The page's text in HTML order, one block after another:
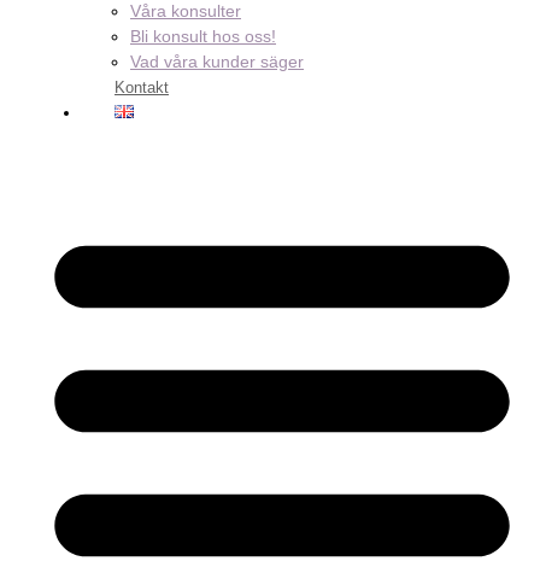
Våra konsulter
Bli konsult hos oss!
Vad våra kunder säger
Kontakt